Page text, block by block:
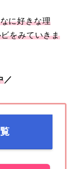
に好きな理
をみていきま
／